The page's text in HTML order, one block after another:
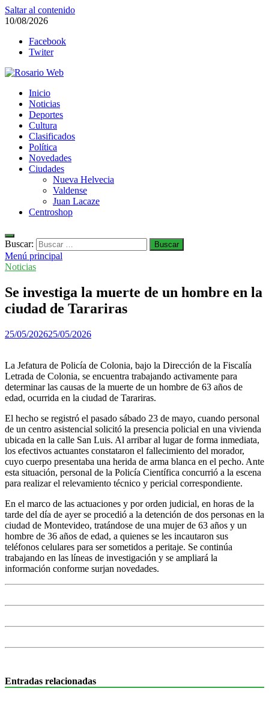
Saltar al contenido
10/08/2026
Facebook
Twiter
Rosario Web
Todas la noticias de Rosario y la zona
Inicio
Noticias
Deportes
Cultura
Clasificados
Política
Novedades
Ciudades
Nueva Helvecia
Valdense
Juan Lacaze
Centroshop
Buscar:
Menú principal
Noticias
Se investiga la muerte de un hombre en la
ciudad de Tarariras
25/05/202625/05/2026
La Jefatura de Policía de Colonia, bajo la Dirección de la Fiscalía
Letrada de Colonia, se encuentra trabajando activamente para
determinar las causas de la muerte de un hombre de 63 años de
edad, ocurrida en la ciudad de Tarariras.
El hecho se registró el pasado sábado 23 de mayo, cuando personal
de un centro asistencial solicitó la presencia policial en una vivienda
ubicada en la calle San Luis. Al arribar al lugar de forma inmediata,
los efectivos actuantes constataron el fallecimiento del morador,
cuyo cuerpo presentaba una herida de arma blanca en el pecho. Ante
esta situación, personal de la Policía Científica concurrió a la escena
para realizar el relevamiento técnico y pericial correspondiente.
En el marco de las actuaciones y por orden judicial, en horas de la
tarde del día de ayer se procedió a la detención de dos personas en la
ciudad de Montevideo, tratándose de una mujer de 63 años y un
hombre de 36 años de edad, a quienes se les incautaron sus
teléfonos celulares para ser sometidos a peritaje. Se continúa
trabajando en las líneas de investigación y se ampliará la
información conforme surjan novedades.
Entradas relacionadas